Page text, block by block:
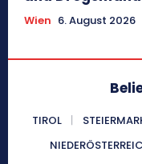
Wien 6. August 2026
TIROL